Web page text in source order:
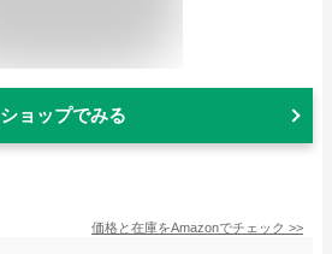
ショップでみる
価格と在庫をAmazonでチェック >>